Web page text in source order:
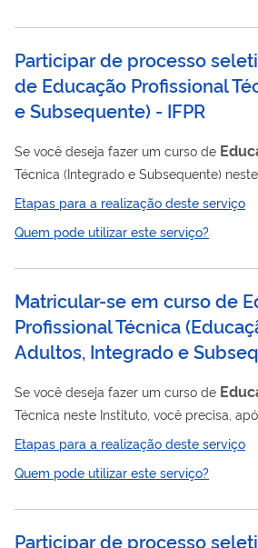
Participar de processo
de Educação Profissional
e Subsequente) - IFPR
Se você deseja fazer um curso de
Técnica (Integrado e Subsequente)
concorrer a uma vaga por meio deste
Etapas para a realização deste serviço
Quem pode utilizar este serviço?
Matricular-se em curso de
Profissional Técnica
Adultos, Integrado e
Se você deseja fazer um curso de
Técnica neste Instituto, você precisa,
processo seletivo, matricular-se no
deste serviço.
Etapas para a realização deste serviço
Quem pode utilizar este serviço?
Participar de processo